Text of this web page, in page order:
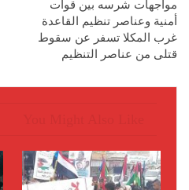
مواجهات شرسه بين قوات
أمنية وعناصر تنظيم القاعدة
غرب المكلا تسفر عن سقوط
قتلى من عناصر التنظيم